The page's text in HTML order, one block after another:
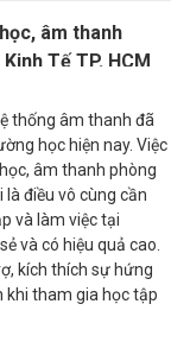
âm thanh
Tế TP. HCM
thống âm thanh đã
học hiện nay. Việc
âm thanh phòng
là điều vô cùng cần
và làm việc tại
và có hiệu quả cao.
kích thích sự hứng
khi tham gia học tập